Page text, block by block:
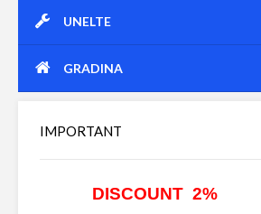
UNELTE
GRADINA
IMPORTANT
DISCOUNT 2%